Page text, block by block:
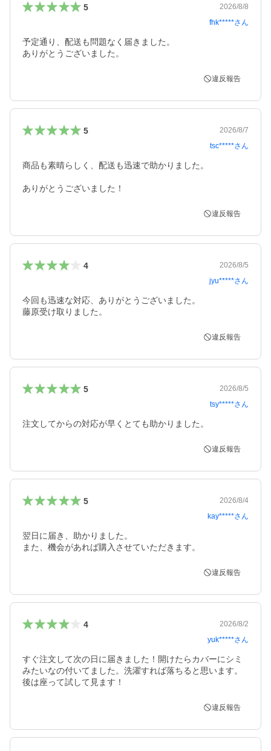
5
2026/8/8
fhk*****さん
予定通り、配送も問題なく届きました。
ありがとうございました。
違反報告
5
2026/8/7
tsc*****さん
商品も素晴らしく、配送も迅速で助かりました。
ありがとうございました！
違反報告
4
2026/8/5
jyu*****さん
今回も迅速な対応、ありがとうございました。
藤原受け取りました。
違反報告
5
2026/8/5
tsy*****さん
違反報告
5
2026/8/4
kay*****さん
翌日に届き、助かりました。
また、機会があれば購入させていただきます。
違反報告
4
2026/8/2
yuk*****さん
すぐ注文して次の日に届きました！開けたらカバーにシミ
みたいなの付いてました。洗濯すれば落ちると思います。
後は座って試して見ます！
違反報告